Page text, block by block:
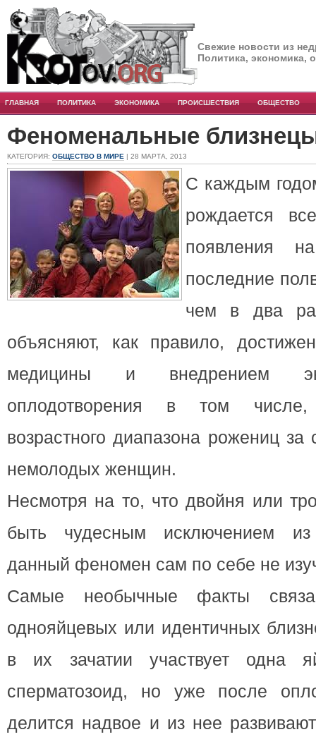
Свежие новости из
Политика, экономика,
ГЛАВНАЯ ПОЛИТИКА ЭКОНОМИКА ПРОИСШЕСТВИЯ ОБЩЕСТВО
Феноменальные
КАТЕГОРИЯ: ОБЩЕСТВО В МИРЕ | 28 МАРТА, 2013
С каждым
рождается
появления
последние
чем в два
объясняют, как правило,
медицины и внедрением
оплодотворения в том
возрастного диапазона рожениц
немолодых женщин.
Несмотря на то, что двойня или
быть чудесным исключением
данный феномен сам по себе не
Самые необычные факты
однояйцевых или идентичных
в их зачатии участвует одна
сперматозоид, но уже после
делится надвое и из нее